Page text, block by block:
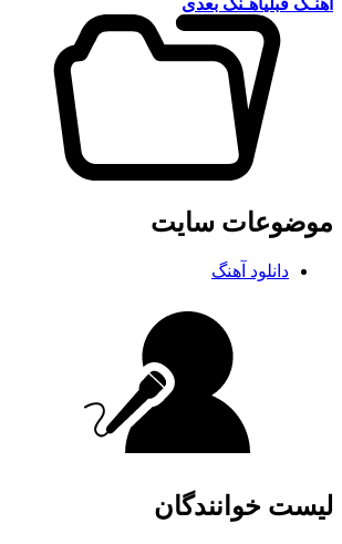
موضوعات سایت
دانلود آهنگ
لیست خوانندگان